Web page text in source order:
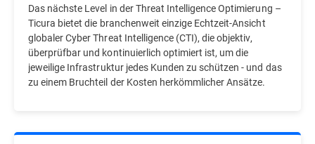
Das nächste Level in der Threat Intelligence Optimierung –
Ticura bietet die branchenweit einzige Echtzeit-Ansicht
globaler Cyber Threat Intelligence (CTI), die objektiv,
überprüfbar und kontinuierlich optimiert ist, um die
jeweilige Infrastruktur jedes Kunden zu schützen - und das
zu einem Bruchteil der Kosten herkömmlicher Ansätze.